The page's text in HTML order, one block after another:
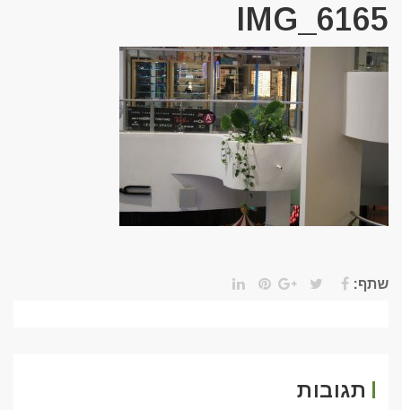
IMG_6165
שתף:
תגובות